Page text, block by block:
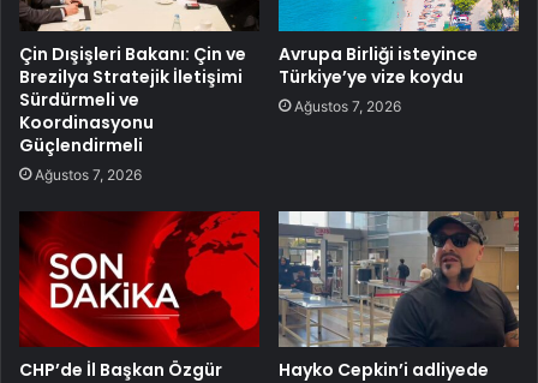
Çin Dışişleri Bakanı: Çin ve
Brezilya Stratejik İletişimi
Sürdürmeli ve
Koordinasyonu
Güçlendirmeli
Ağustos 7, 2026
Avrupa Birliği isteyince
Türkiye’ye vize koydu
Ağustos 7, 2026
CHP’de İl Başkan Özgür
Hayko Cepkin’i adliyede